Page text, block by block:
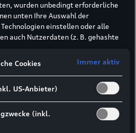
e-tron Modell
wurden unbedingt erforderliche
unten Ihre Auswahl der
einstellen oder alle
auch Nutzerdaten (z. B. gehashte
Partner (z. B. Google)
Nutzung der Website zu
anzupassen.
1 lit. a DSGVO zur
Marketing- und
wir u. a. Dienste von Google (z.
Cookies Immer aktiv
US-Anbieter)
(inkl.